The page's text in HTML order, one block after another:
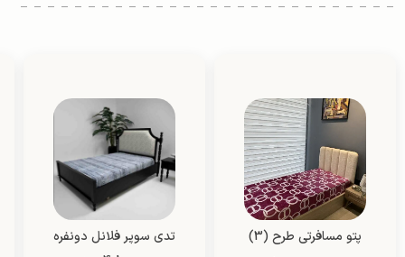
پتو مسافرتی طرح (3)
تدی سوپر فلانل دونفره